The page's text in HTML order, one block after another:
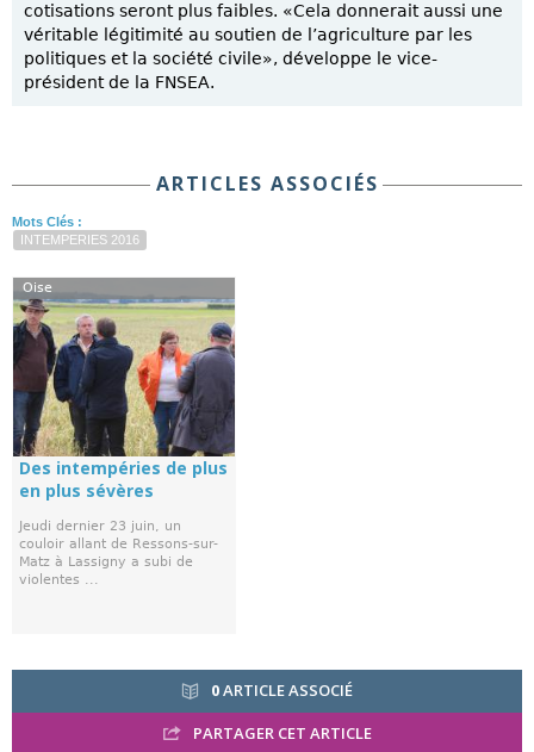
cotisations seront plus faibles. «Cela donnerait aussi une
véritable légitimité au soutien de l’agriculture par les
politiques et la société civile», développe le vice-
président de la FNSEA.
ARTICLES ASSOCIÉS
Mots Clés :
INTEMPERIES 2016
Oise
Des intempéries de plus
en plus sévères
Jeudi dernier 23 juin, un
couloir allant de Ressons-sur-
Matz à Lassigny a subi de
violentes ...
0ARTICLE ASSOCIÉ
PARTAGER CET ARTICLE